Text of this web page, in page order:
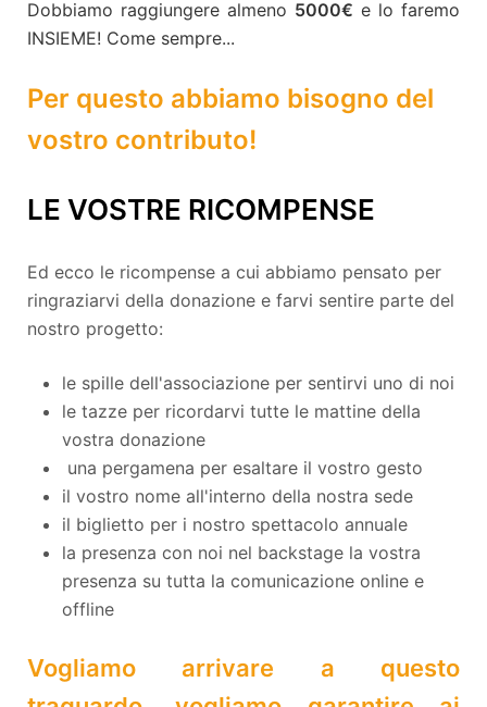
Dobbiamo raggiungere almeno 5000€ e lo faremo
INSIEME! Come sempre...
Per questo abbiamo bisogno del
vostro contributo!
LE VOSTRE RICOMPENSE
Ed ecco le ricompense a cui abbiamo pensato per
ringraziarvi della donazione e farvi sentire parte del
nostro progetto:
le spille dell'associazione per sentirvi uno di noi
le tazze per ricordarvi tutte le mattine della
vostra donazione
una pergamena per esaltare il vostro gesto
il vostro nome all'interno della nostra sede
il biglietto per i nostro spettacolo annuale
la presenza con noi nel backstage la vostra
presenza su tutta la comunicazione online e
offline
Vogliamo arrivare a questo